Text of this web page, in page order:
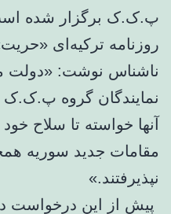
پ.ک.ک برگزار شده
روزنامه ترکیه‌ای
نمایندگان گروه پ.ک.ک
آنها خواسته تا سلاح
مقامات جدید سوریه
نپذیرفتند.»
پیش از این درخواست